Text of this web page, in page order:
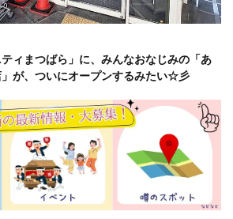
ティまつばら」に、みんなおなじみの「あ
が、ついにオープンするみたい☆彡